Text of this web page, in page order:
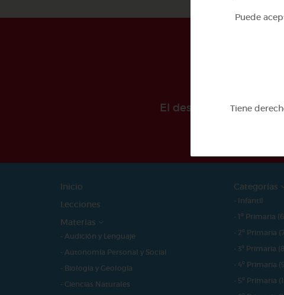
El desarollo de este
Inicio
Lecciones
Materias
- Audición y Lenguaje
- Autonomía Personal y Social
- Biología y Geología
- Ciencias Naturales
Categorías
- Infantil
- 1º Primaria
- 2º Primaria
- 3º Primaria
- 4º Primaria
- 5º Primaria
Puede
Tiene